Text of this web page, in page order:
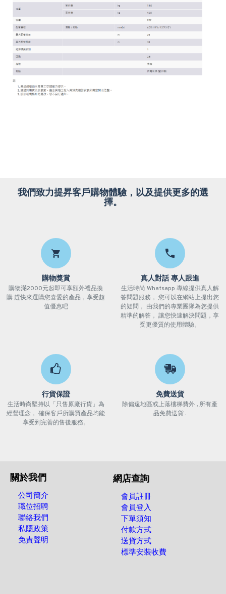
我們致力提昇客戶購物體驗，以及提供更多的選
擇。
購物獎賞
購物滿2000元起即可享額外禮品換
購 趕快來選購您喜愛的產品，享受超
值優惠吧
真人對話 專人跟進
生活時尚 Whatsapp 專線提供真人解
答問題服務， 您可以在網站上提出您
的疑問， 由我們的專業團隊為您提供
精準的解答， 讓您快速解決問題，享
受更優質的使用體驗。
行貨保證
生活時尚堅持以「只售原廠行貨」為
經營理念， 確保客戶所購買產品均能
享受到完善的售後服務。
免費送貨
除偏遠地區或上落樓梯費外 , 所有產
品免費送貨 .
關於我們
公司簡介
職位招聘
聯絡我們
私隱政策
免責聲明
網店查詢
會員註冊
會員登入
下單須知
付款方式
送貨方式
標準安裝收費